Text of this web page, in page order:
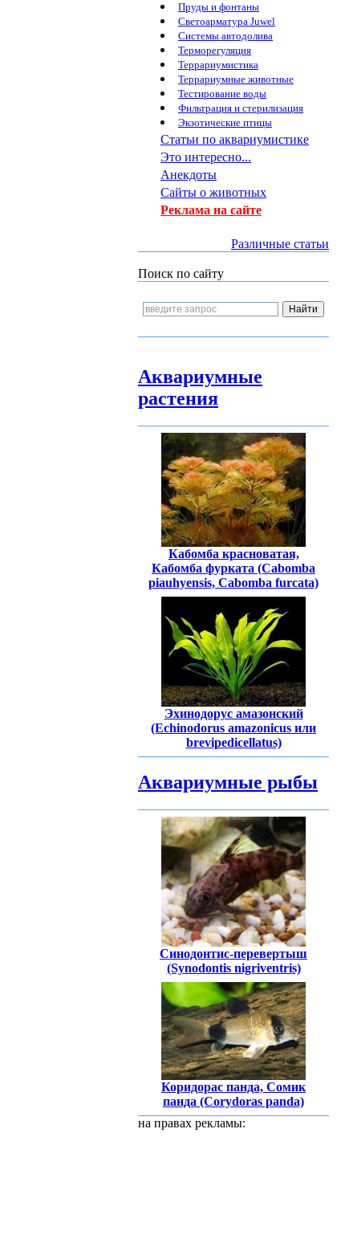
Пруды и фонтаны
Светоарматура Juwel
Системы автодолива
Терморегуляция
Террариумистика
Террариумные животные
Тестирование воды
Фильтрация и стерилизация
Экзотические птицы
Статьи по аквариумистике
Это интересно...
Анекдоты
Сайты о животных
Реклама на сайте
Различные статьи
Поиск по сайту
Аквариумные
растения
Кабомба красноватая,
Кабомба фурката (Cabomba
piauhyensis, Cabomba furcata)
Эхинодорус амазонский
(Echinodorus amazonicus или
brevipedicellatus)
Аквариумные рыбы
Синодонтис-перевертыш
(Synodontis nigriventris)
Коридорас панда, Сомик
панда (Corydoras panda)
на правах рекламы: